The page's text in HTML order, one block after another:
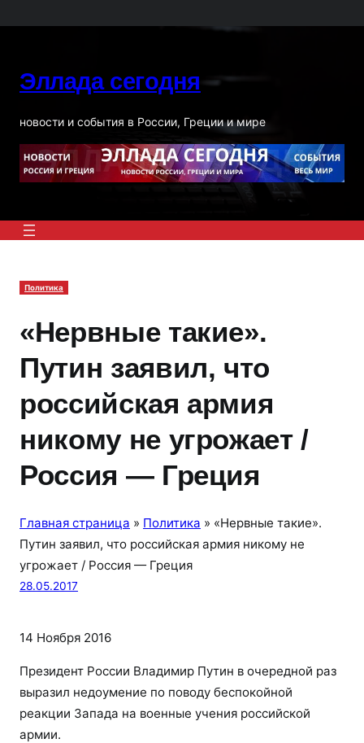
к
Эллада сегодня
новости и события в России, Греции и мире
Политика
«Нервные такие».
Путин заявил, что
российская армия
никому не угрожает /
Россия — Греция
Главная страница » Политика » «Нервные такие».
Путин заявил, что российская армия никому не
угрожает / Россия — Греция
28.05.2017
14 Ноября 2016
Президент России Владимир Путин в очередной раз
выразил недоумение по поводу беспокойной
реакции Запада на военные учения российской
армии.